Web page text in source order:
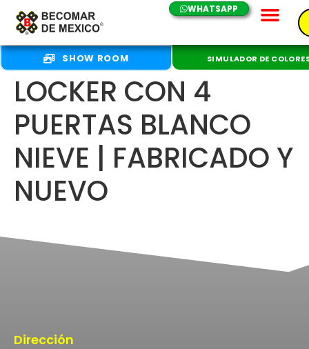
WHATSAPP
SHOW ROOM SIMULADOR DE
LOCKER CON 4
PUERTAS BLANCO
NIEVE | FABRICADO Y
NUEVO
Dirección